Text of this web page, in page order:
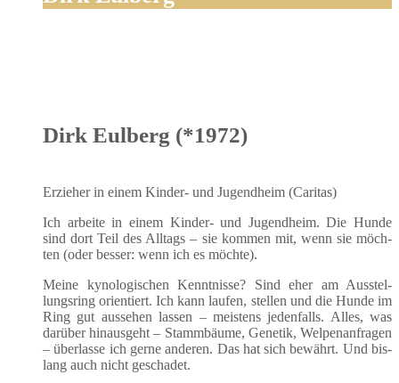
Dirk Eulberg (*1972)
Erzie­her in einem Kin­der- und Jugend­heim (Cari­tas)
Ich arbei­te in einem Kin­der- und Jugend­heim. Die Hun­de
sind dort Teil des All­tags – sie kom­men mit, wenn sie möch­
ten (oder bes­ser: wenn ich es möchte).
Mei­ne kyno­lo­gi­schen Kennt­nis­se? Sind eher am Aus­stel­
lungs­ring ori­en­tiert. Ich kann lau­fen, stel­len und die Hun­de im
Ring gut aus­se­hen las­sen – meis­tens jeden­falls. Alles, was
dar­über hin­aus­geht – Stamm­bäu­me, Gene­tik, Wel­pen­an­fra­gen
– über­las­se ich ger­ne ande­ren. Das hat sich bewährt. Und bis­
lang auch nicht geschadet.